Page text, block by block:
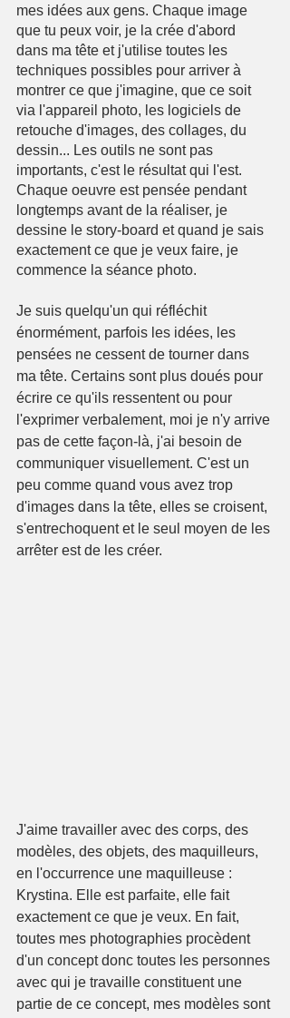
mes idées aux gens. Chaque image
que tu peux voir, je la crée d'abord
dans ma tête et j'utilise toutes les
techniques possibles pour arriver à
montrer ce que j'imagine, que ce soit
via l'appareil photo, les logiciels de
retouche d'images, des collages, du
dessin... Les outils ne sont pas
importants, c'est le résultat qui l'est.
Chaque oeuvre est pensée pendant
longtemps avant de la réaliser, je
dessine le story-board et quand je sais
exactement ce que je veux faire, je
commence la séance photo.
Je suis quelqu'un qui réfléchit
énormément, parfois les idées, les
pensées ne cessent de tourner dans
ma tête. Certains sont plus doués pour
écrire ce qu'ils ressentent ou pour
l'exprimer verbalement, moi je n'y arrive
pas de cette façon-là, j'ai besoin de
communiquer visuellement. C'est un
peu comme quand vous avez trop
d'images dans la tête, elles se croisent,
s'entrechoquent et le seul moyen de les
arrêter est de les créer.
J'aime travailler avec des corps, des
modèles, des objets, des maquilleurs,
en l'occurrence une maquilleuse :
Krystina. Elle est parfaite, elle fait
exactement ce que je veux. En fait,
toutes mes photographies procèdent
d'un concept donc toutes les personnes
avec qui je travaille constituent une
partie de ce concept, mes modèles sont